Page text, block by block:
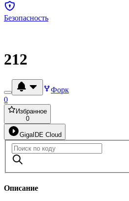
Безопасность
212
Форк
0
Избранное
0
GigaIDE Cloud
Описание